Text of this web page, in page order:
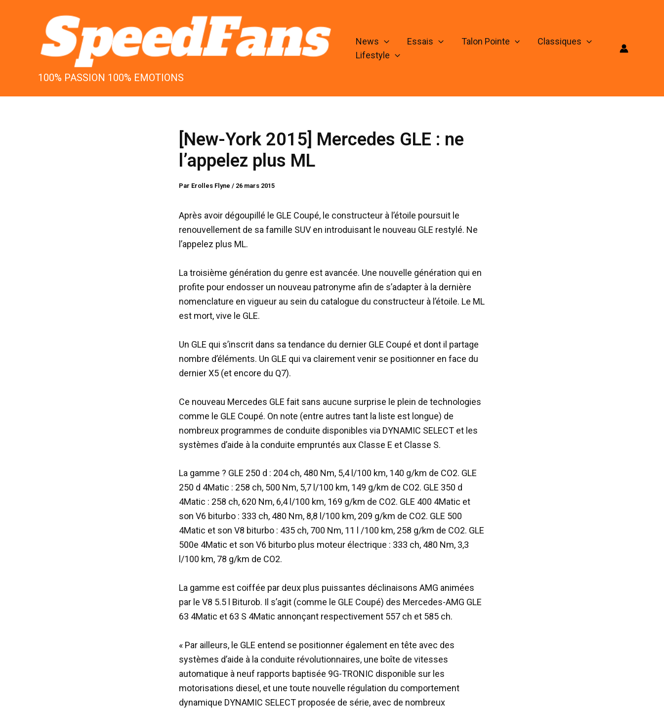
100% PASSION 100% EMOTIONS
News Essais Talon Pointe
Classiques
Lifestyle
[New-York 2015] Mercedes GLE : ne
l’appelez plus ML
Par Erolles Flyne / 26 mars 2015
Après avoir dégoupillé le GLE Coupé, le constructeur à l’étoile poursuit le
renouvellement de sa famille SUV en introduisant le nouveau GLE restylé. Ne
l’appelez plus ML.
La troisième génération du genre est avancée. Une nouvelle génération qui en
profite pour endosser un nouveau patronyme afin de s’adapter à la dernière
nomenclature en vigueur au sein du catalogue du constructeur à l’étoile. Le ML
est mort, vive le GLE.
Un GLE qui s’inscrit dans sa tendance du dernier GLE Coupé et dont il partage
nombre d’éléments. Un GLE qui va clairement venir se positionner en face du
dernier X5 (et encore du Q7).
Ce nouveau Mercedes GLE fait sans aucune surprise le plein de technologies
comme le GLE Coupé. On note (entre autres tant la liste est longue) de
nombreux programmes de conduite disponibles via DYNAMIC SELECT et les
systèmes d’aide à la conduite empruntés aux Classe E et Classe S.
La gamme ? GLE 250 d : 204 ch, 480 Nm, 5,4 l/100 km, 140 g/km de CO2. GLE
250 d 4Matic : 258 ch, 500 Nm, 5,7 l/100 km, 149 g/km de CO2. GLE 350 d
4Matic : 258 ch, 620 Nm, 6,4 l/100 km, 169 g/km de CO2. GLE 400 4Matic et
son V6 biturbo : 333 ch, 480 Nm, 8,8 l/100 km, 209 g/km de CO2. GLE 500
4Matic et son V8 biturbo : 435 ch, 700 Nm, 11 l /100 km, 258 g/km de CO2. GLE
500e 4Matic et son V6 biturbo plus moteur électrique : 333 ch, 480 Nm, 3,3
l/100 km, 78 g/km de CO2.
La gamme est coiffée par deux plus puissantes déclinaisons AMG animées
par le V8 5.5 l Biturob. Il s’agit (comme le GLE Coupé) des Mercedes-AMG GLE
63 4Matic et 63 S 4Matic annonçant respectivement 557 ch et 585 ch.
« Par ailleurs, le GLE entend se positionner également en tête avec des
systèmes d’aide à la conduite révolutionnaires, une boîte de vitesses
automatique à neuf rapports baptisée 9G-TRONIC disponible sur les
motorisations diesel, et une toute nouvelle régulation du comportement
dynamique DYNAMIC SELECT proposée de série, avec de nombreux